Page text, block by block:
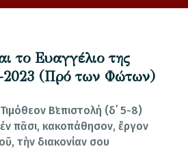
το Ευαγγέλιο της
2023 (Πρό των Φώτων)
Β΄επιστολή (δ΄ 5-8)
ἐν πᾶσι, κακοπάθησον, ἔργον
τὴν διακονίαν σου